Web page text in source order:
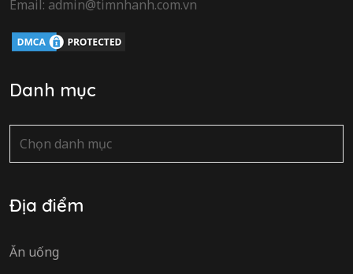
Email: admin@timnhanh.com.vn
Danh mục
Danh
mục
Địa điểm
Ăn uống